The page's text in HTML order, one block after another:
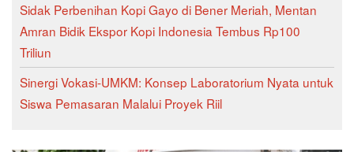
Sidak Perbenihan Kopi Gayo di Bener Meriah, Mentan
Amran Bidik Ekspor Kopi Indonesia Tembus Rp100
Triliun
Sinergi Vokasi-UMKM: Konsep Laboratorium Nyata untuk
Siswa Pemasaran Malalui Proyek Riil